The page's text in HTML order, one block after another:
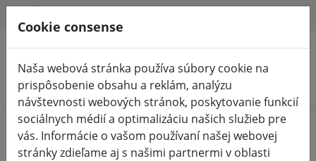
Vyhľadať produkty
Home
Rozprávkové svetlá a osvetlenie
Rozprávkové svetlá
Cookie consense
Naša webová stránka používa súbory cookie na
prispôsobenie obsahu a reklám, analýzu
návštevnosti webových stránok, poskytovanie funkcií
sociálnych médií a optimalizáciu našich služieb pre
vás. Informácie o vašom používaní našej webovej
stránky zdieľame aj s našimi partnermi v oblasti